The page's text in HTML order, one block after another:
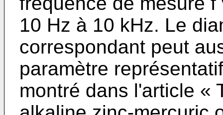
10 Hz à 10 kHz. Le
correspondant peut
paramètre
montré dans l'article «